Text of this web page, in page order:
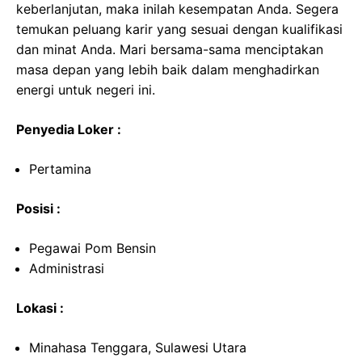
keberlanjutan, maka inilah kesempatan Anda. Segera
temukan peluang karir yang sesuai dengan kualifikasi
dan minat Anda. Mari bersama-sama menciptakan
masa depan yang lebih baik dalam menghadirkan
energi untuk negeri ini.
Penyedia Loker :
Pertamina
Posisi :
Pegawai Pom Bensin
Administrasi
Lokasi :
Minahasa Tenggara, Sulawesi Utara